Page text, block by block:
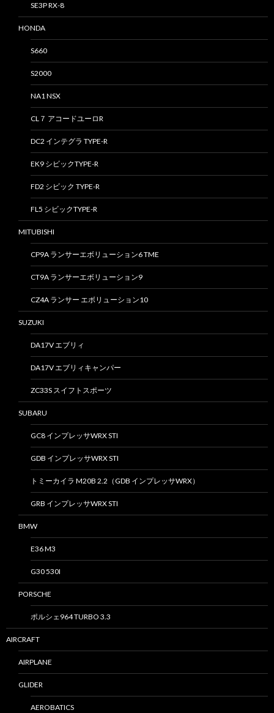
SE3P RX-8
HONDA
S660
S2000
NA1 NSX
CL７ アコードユーロR
DC2 インテグラ TYPE-R
EK9 シビックTYPE-R
FD2 シビック TYPE-R
FL5 シビックTYPE-R
MITUBISHI
CP9A ランサーエボリューション6 TME
CT9A ランサーエボリューション9
CZ4A ランサー エボリューション10
SUZUKI
DA17V エブリィ
DA17V エブリィキャンパー
ZC33S スイフトスポーツ
SUBARU
GC8 インプレッサWRX STI
GDB インプレッサWRX STI
トミーカイラ M20B 2.2（GDB インプレッサWRX）
GRB インプレッサWRX STI
BMW
E36 M3
G30 530I
PORSCHE
ポルシェ964 TURBO 3.3
AIRCRAFT
AIRPLANE
GLIDER
AEROBATICS